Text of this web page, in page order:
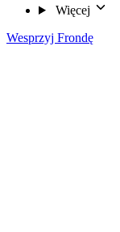
Więcej
Wesprzyj Frondę